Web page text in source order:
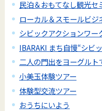
民泊＆おもてなし観光セ
ローカル＆スモールビジ
シビックアクションワー
IBARAKI まち自慢“シビ
二人の門出をヨーグル
小美玉体験ツアー
体験型交流ツアー
おうちにいよう